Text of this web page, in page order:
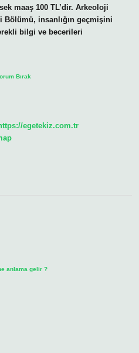
maaş 100 TL’dir. Arkeoloji
insanlığın geçmişini
bilgi ve becerileri
Bırak
egetekiz.com.tr
anlama gelir ?